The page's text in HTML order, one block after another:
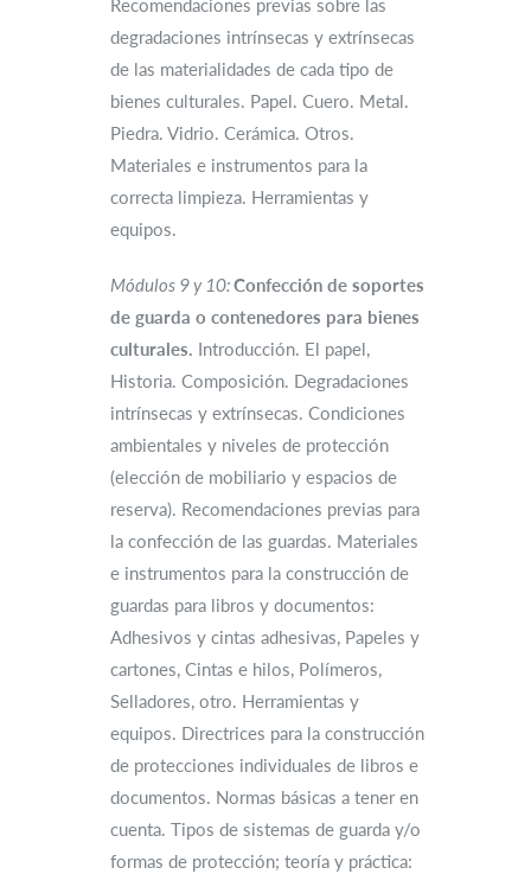
Recomendaciones previas sobre las
degradaciones intrínsecas y extrínsecas
de las materialidades de cada tipo de
bienes culturales. Papel. Cuero. Metal.
Piedra. Vidrio. Cerámica. Otros.
Materiales e instrumentos para la
correcta limpieza. Herramientas y
equipos.
Módulos 9 y 10:Confección de soportes
de guarda o contenedores para bienes
culturales. Introducción. El papel,
Historia. Composición. Degradaciones
intrínsecas y extrínsecas. Condiciones
ambientales y niveles de protección
(elección de mobiliario y espacios de
reserva). Recomendaciones previas para
la confección de las guardas. Materiales
e instrumentos para la construcción de
guardas para libros y documentos:
Adhesivos y cintas adhesivas, Papeles y
cartones, Cintas e hilos, Polímeros,
Selladores, otro. Herramientas y
equipos. Directrices para la construcción
de protecciones individuales de libros e
documentos. Normas básicas a tener en
cuenta. Tipos de sistemas de guarda y/o
formas de protección; teoría y práctica: